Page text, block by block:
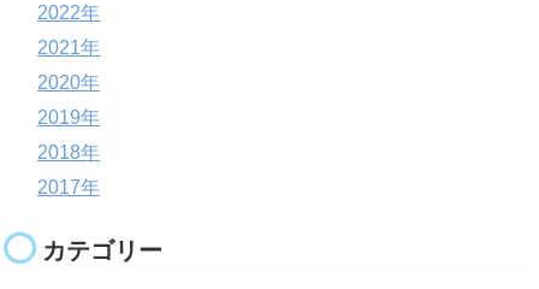
2022年
2021年
2020年
2019年
2018年
2017年
カテゴリー